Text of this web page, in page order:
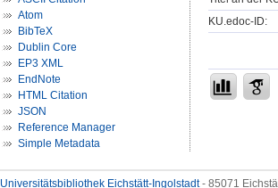
Atom
BibTeX
Dublin Core
EP3 XML
EndNote
HTML Citation
JSON
Reference Manager
Simple Metadata
KU.edoc-ID:
Universitätsbibliothek Eichstätt-Ingolstadt- 85071